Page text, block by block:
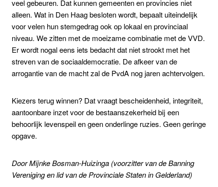
veel gebeuren. Dat kunnen gemeenten en provincies niet
alleen. Wat in Den Haag besloten wordt, bepaalt uiteindelijk
voor velen hun stemgedrag ook op lokaal en provinciaal
niveau. We zitten met de moeizame combinatie met de VVD.
Er wordt nogal eens iets bedacht dat niet strookt met het
streven van de sociaaldemocratie. De afkeer van de
arrogantie van de macht zal de PvdA nog jaren achtervolgen.
Kiezers terug winnen? Dat vraagt bescheidenheid, integriteit,
aantoonbare inzet voor de bestaanszekerheid bij een
behoorlijk levenspeil en geen onderlinge ruzies. Geen geringe
opgave.
Door Mijnke Bosman-Huizinga (voorzitter van de Banning
Vereniging en lid van de Provinciale Staten in Gelderland)